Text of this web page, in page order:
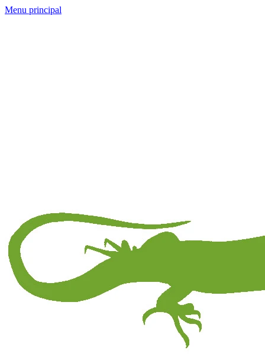
Menu principal